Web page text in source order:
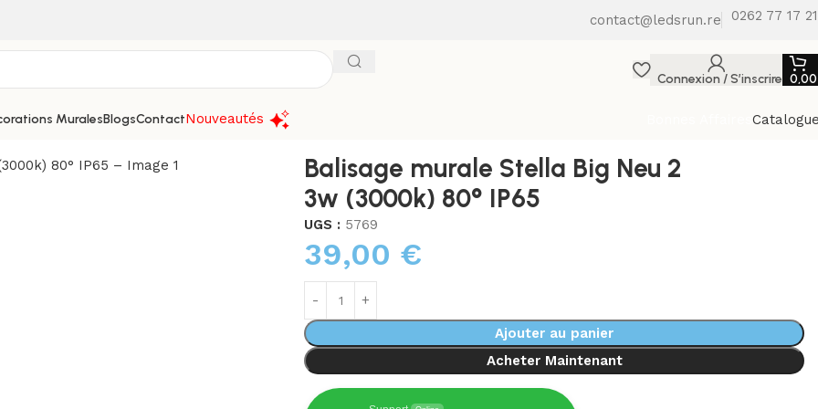
contact@ledsrun.re 0262 77 17 21
Connexion / S’inscrire
MuralesBlogsContactNouveautés
Balisage murale Stella Big Neu 2
3w (3000k) 80° IP65
UGS : 5769
39,00 €
Ajouter au panier
Acheter Maintenant